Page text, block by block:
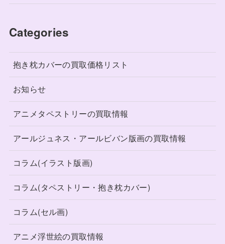
Categories
抱き枕カバーの買取価格リスト
お知らせ
アニメタペストリーの買取情報
アールジュネス・アールビバン版画の買取情報
コラム(イラスト版画)
コラム(タペストリー・抱き枕カバー)
コラム(セル画)
アニメ浮世絵の買取情報